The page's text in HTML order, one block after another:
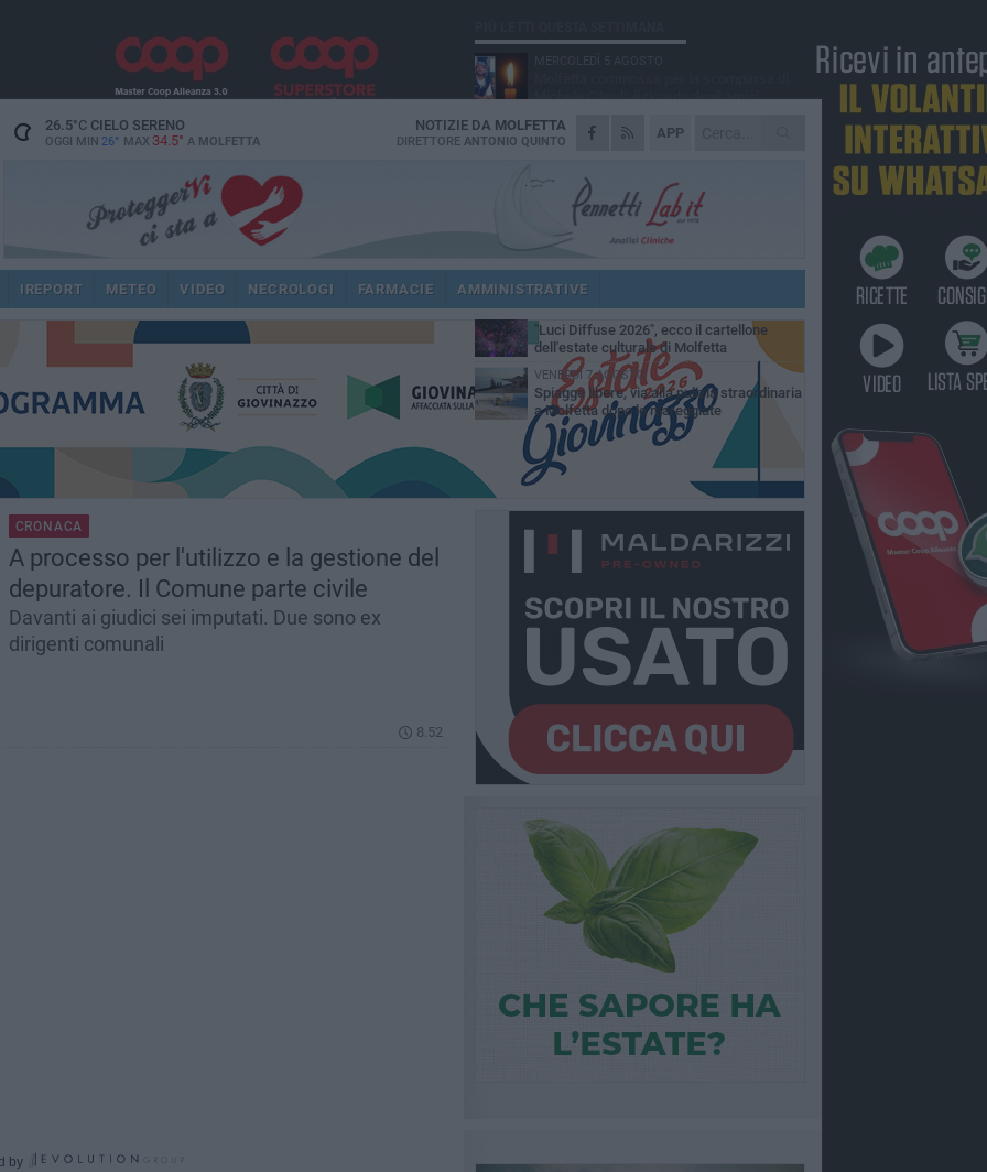
26.5°CCIELO SERENO
OGGI MIN 26° MAX 34.5° A MOLFETTA
APP
NOTIZIE DA MOLFETTA
DIRETTORE ANTONIO QUINTO
IREPORT METEO VIDEO NECROLOGI FARMACIE AMMINISTRATIVE
CRONACA
A processo per l'utilizzo e la gestione del
depuratore. Il Comune parte civile
Davanti ai giudici sei imputati. Due sono ex
dirigenti comunali
8.52
by
Michele Cilardi: il ricordo degli amici
GIOVEDÌ 6 AGOSTO
Marittimo molfettese muore a bordo di un
GIOVEDÌ 6 AGOSTO
Molfetta piange Marta Maria Pisani, ultima
maestra della sartoria molfettese
MERCOLEDÌ 5 AGOSTO
Multiservizi, nominato il nuovo Consiglio di
Amministrazione
MARTEDÌ 4 AGOSTO
"Luci Diffuse 2026", ecco il cartellone
dell'estate culturale di Molfetta
VENERDÌ 7 AGOSTO
Spiagge libere, via alla pulizia straordinaria
a Molfetta dopo le mareggiate